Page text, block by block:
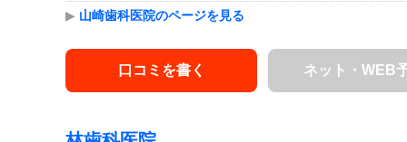
▶ 山崎歯科医院のページを見る
口コミを書く ネット・WEB